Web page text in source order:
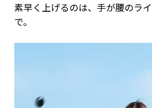
素早く上げるのは、手が腰のラ
で。